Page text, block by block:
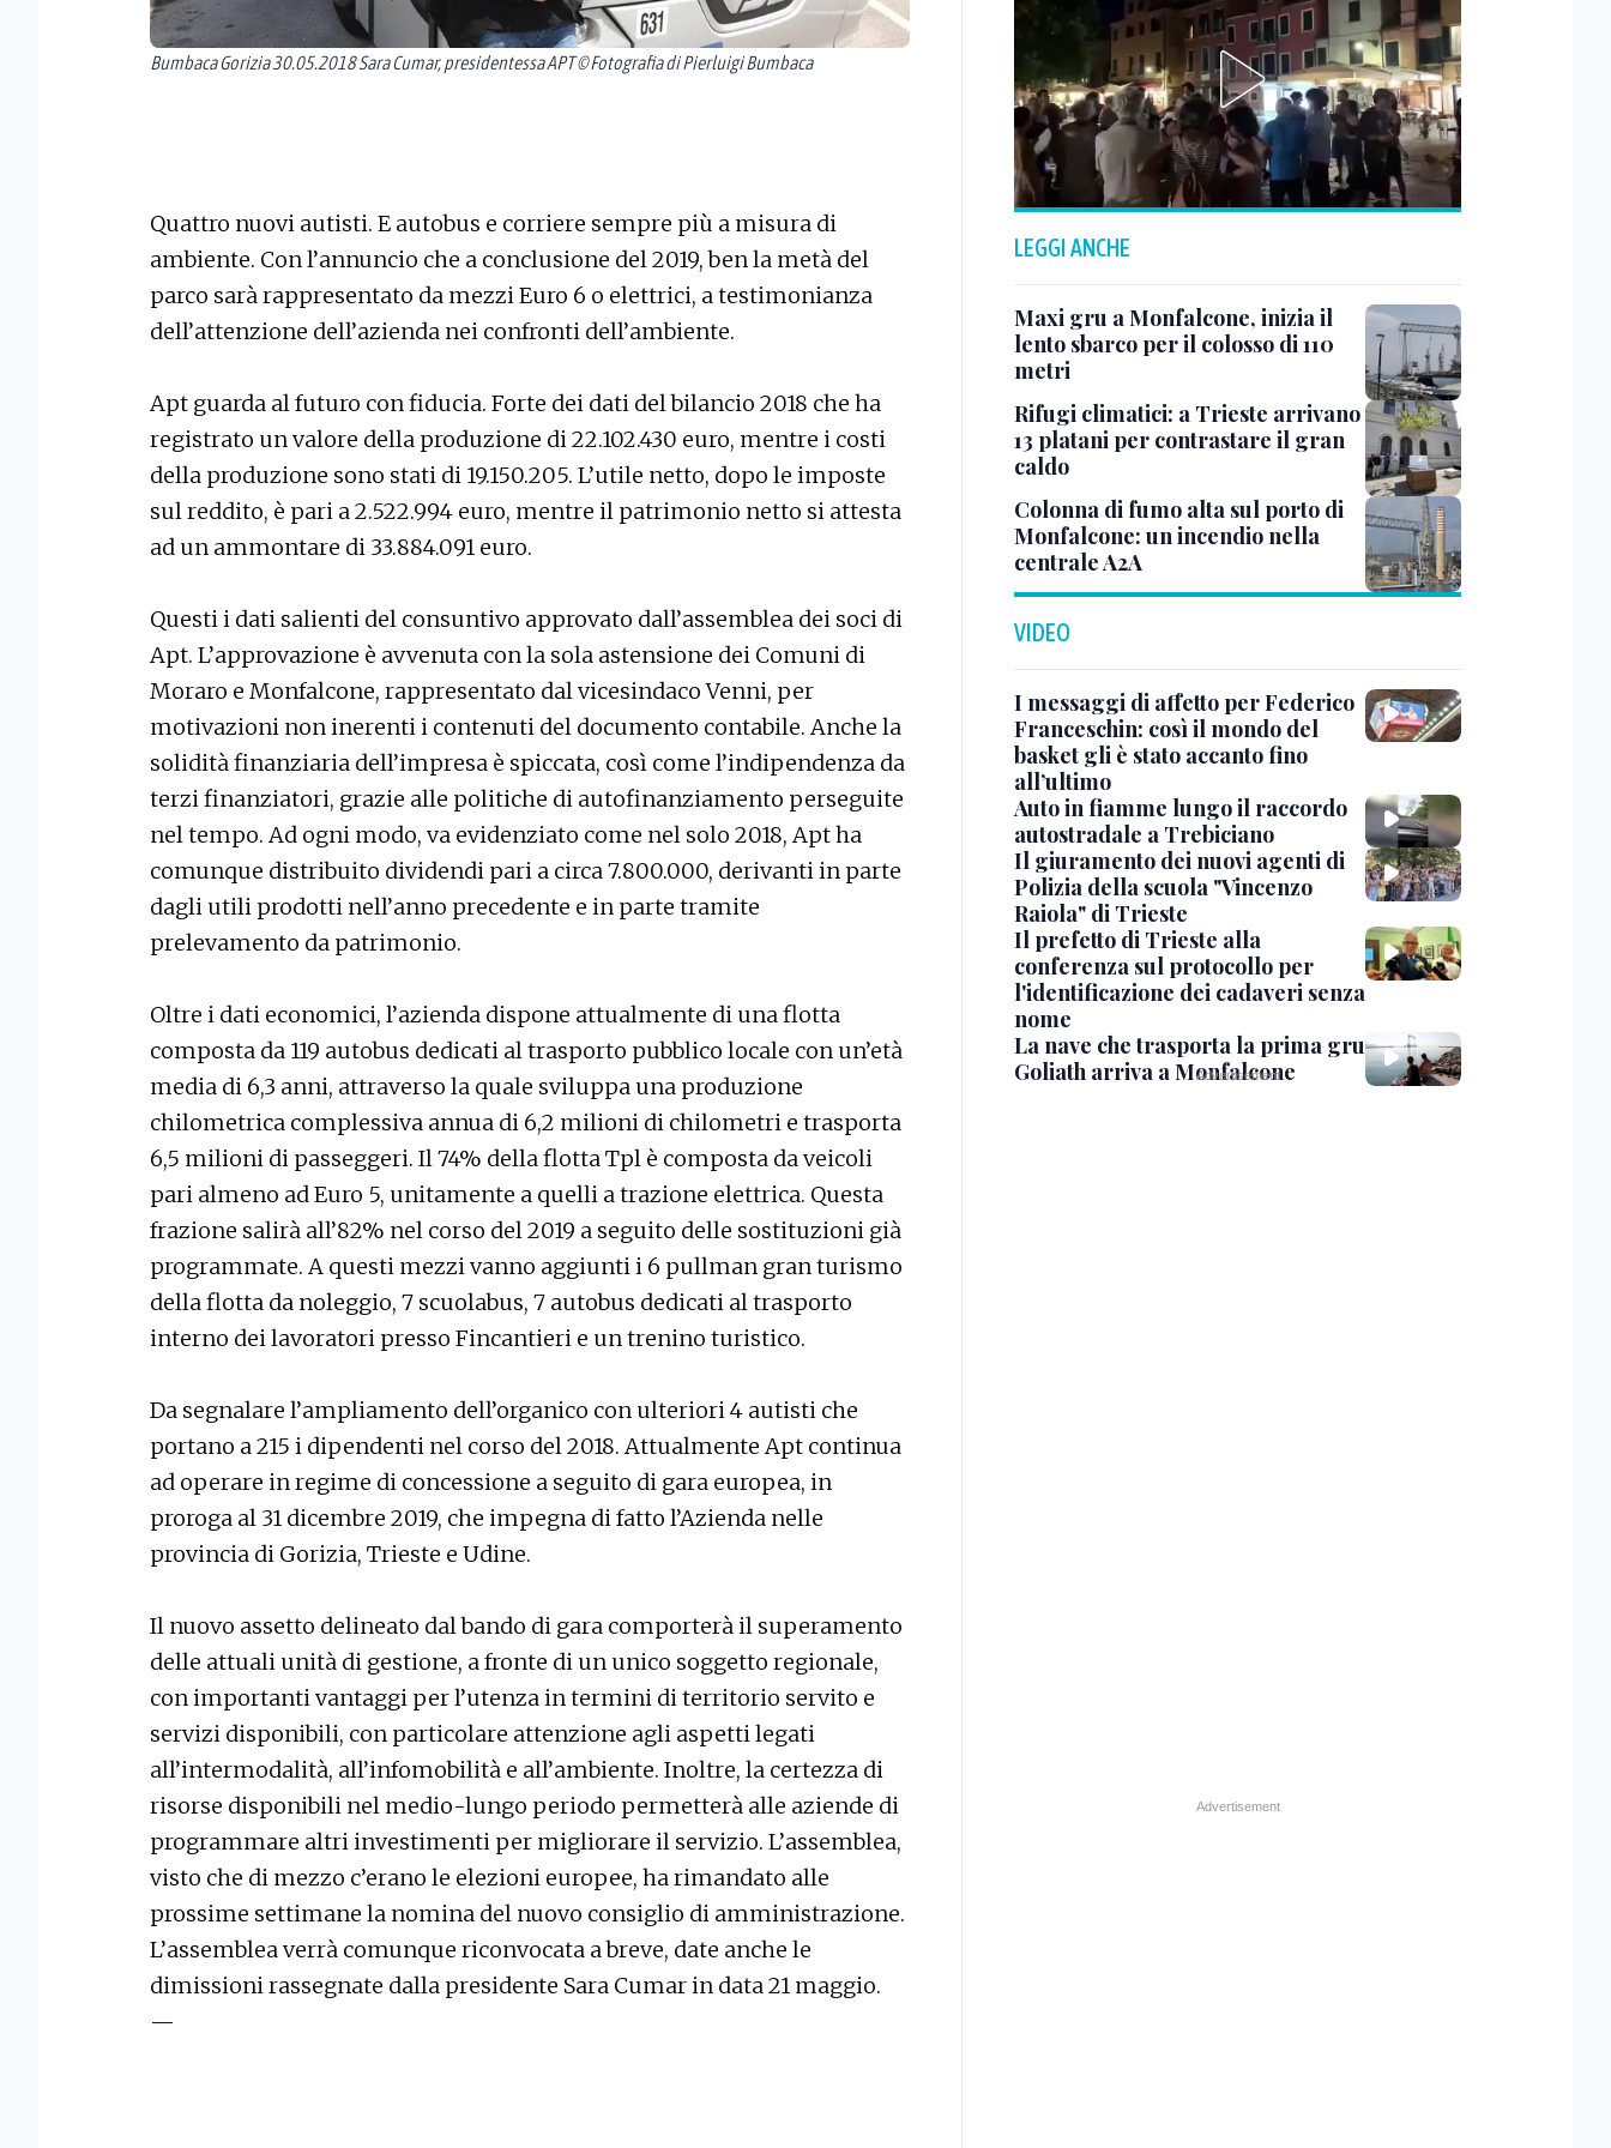
Bumbaca Gorizia 30.05.2018 Sara Cumar, presidentessa APT © Fotografia di Pierluigi Bumbaca
Quattro nuovi autisti. E autobus e corriere sempre più a misura di
ambiente. Con l’annuncio che a conclusione del 2019, ben la metà del
parco sarà rappresentato da mezzi Euro 6 o elettrici, a testimonianza
dell’attenzione dell’azienda nei confronti dell’ambiente.
Apt guarda al futuro con fiducia. Forte dei dati del bilancio 2018 che ha
registrato un valore della produzione di 22.102.430 euro, mentre i costi
della produzione sono stati di 19.150.205. L’utile netto, dopo le imposte
sul reddito, è pari a 2.522.994 euro, mentre il patrimonio netto si attesta
ad un ammontare di 33.884.091 euro.
Questi i dati salienti del consuntivo approvato dall’assemblea dei soci di
Apt. L’approvazione è avvenuta con la sola astensione dei Comuni di
Moraro e Monfalcone, rappresentato dal vicesindaco Venni, per
motivazioni non inerenti i contenuti del documento contabile. Anche la
solidità finanziaria dell’impresa è spiccata, così come l’indipendenza da
terzi finanziatori, grazie alle politiche di autofinanziamento perseguite
nel tempo. Ad ogni modo, va evidenziato come nel solo 2018, Apt ha
comunque distribuito dividendi pari a circa 7.800.000, derivanti in parte
dagli utili prodotti nell’anno precedente e in parte tramite
prelevamento da patrimonio.
Oltre i dati economici, l’azienda dispone attualmente di una flotta
composta da 119 autobus dedicati al trasporto pubblico locale con un’età
media di 6,3 anni, attraverso la quale sviluppa una produzione
chilometrica complessiva annua di 6,2 milioni di chilometri e trasporta
6,5 milioni di passeggeri. Il 74% della flotta Tpl è composta da veicoli
pari almeno ad Euro 5, unitamente a quelli a trazione elettrica. Questa
frazione salirà all’82% nel corso del 2019 a seguito delle sostituzioni già
programmate. A questi mezzi vanno aggiunti i 6 pullman gran turismo
della flotta da noleggio, 7 scuolabus, 7 autobus dedicati al trasporto
interno dei lavoratori presso Fincantieri e un trenino turistico.
Da segnalare l’ampliamento dell’organico con ulteriori 4 autisti che
portano a 215 i dipendenti nel corso del 2018. Attualmente Apt continua
ad operare in regime di concessione a seguito di gara europea, in
proroga al 31 dicembre 2019, che impegna di fatto l’Azienda nelle
provincia di Gorizia, Trieste e Udine.
Il nuovo assetto delineato dal bando di gara comporterà il superamento
delle attuali unità di gestione, a fronte di un unico soggetto regionale,
con importanti vantaggi per l’utenza in termini di territorio servito e
servizi disponibili, con particolare attenzione agli aspetti legati
all’intermodalità, all’infomobilità e all’ambiente. Inoltre, la certezza di
risorse disponibili nel medio-lungo periodo permetterà alle aziende di
programmare altri investimenti per migliorare il servizio. L’assemblea,
visto che di mezzo c’erano le elezioni europee, ha rimandato alle
prossime settimane la nomina del nuovo consiglio di amministrazione.
L’assemblea verrà comunque riconvocata a breve, date anche le
dimissioni rassegnate dalla presidente Sara Cumar in data 21 maggio.
—
LEGGI ANCHE
Maxi gru a Monfalcone, inizia il
lento sbarco per il colosso di 110
metri
Rifugi climatici: a Trieste arrivano
13 platani per contrastare il gran
caldo
Colonna di fumo alta sul porto di
Monfalcone: un incendio nella
centrale A2A
VIDEO
I messaggi di affetto per Federico
Franceschin: così il mondo del
basket gli è stato accanto fino
all’ultimo
Auto in fiamme lungo il raccordo
autostradale a Trebiciano
Il giuramento dei nuovi agenti di
Polizia della scuola "Vincenzo
Raiola" di Trieste
Il prefetto di Trieste alla
conferenza sul protocollo per
l'identificazione dei cadaveri senza
nome
La nave che trasporta la prima gru
Goliath arriva a Monfalcone